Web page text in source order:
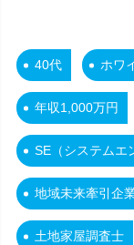
40代 ホワ
年収1,000万円
SE（システムエ
地域未来牽引企
土地家屋調査士